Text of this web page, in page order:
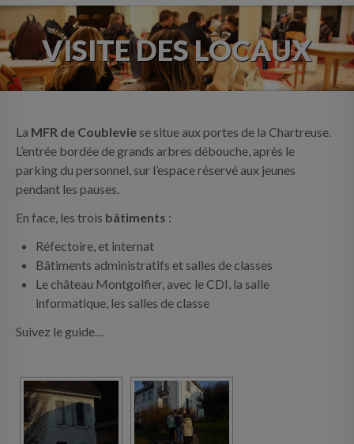
FORMATIONS
ACTUALITÉS
VIE RÉSIDENTIELLE
MOBILITÉ
INFOS PRATIQUES
CONTACT
VISITE DES LOCAUX
La MFR de Coublevie se situe aux portes de la Chartreuse.
L’entrée bordée de grands arbres débouche, après le
parking du personnel, sur l’espace réservé aux jeunes
pendant les pauses.
En face, les trois bâtiments :
Réfectoire, et internat
Bâtiments administratifs et salles de classes
Le château Montgolfier, avec le CDI, la salle
informatique, les salles de classe
Suivez le guide…